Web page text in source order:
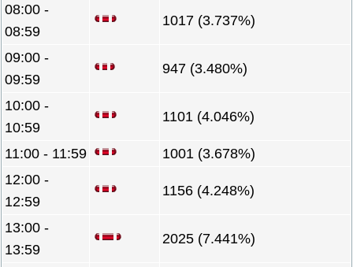
08:00 -
08:59
1017 (3.737%)
09:00 -
09:59
947 (3.480%)
10:00 -
10:59
1101 (4.046%)
11:00 - 11:59
1001 (3.678%)
12:00 -
12:59
1156 (4.248%)
13:00 -
13:59
2025 (7.441%)